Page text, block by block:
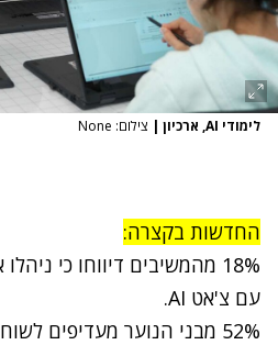
לימודי AI, ארכיון | צילום: None
החדשות בקצרה:
18% מהמשיבים דיווחו כי
עם צ'אט AI.
52% מבני הנוער מעדיפים